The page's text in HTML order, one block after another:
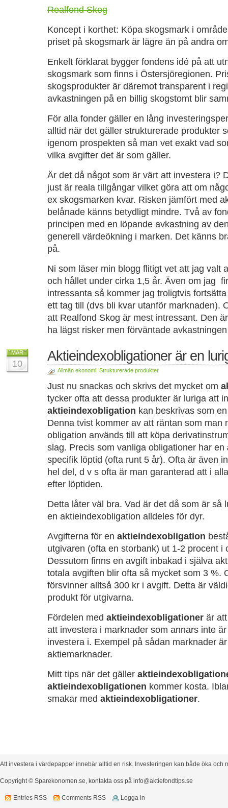
Realfond Skog
Koncept i korthet: Köpa skogsmark i
priset på skogsmark är lägre än på andra
Enkelt förklarat bygger fondens idé på att
skogsmark som finns i Östersjöregionen.
skogsprodukter är däremot transparent i
avkastningen på en billig skogstomt blir
För alla fonder gäller en lång
alltid när det gäller strukturerade produkter
igenom prospekten så man vet exakt vad
vilka avgifter det är som gäller.
Är det då något som är värt att investera i?
just är reala tillgångar vilket göra att om
ex skogsmarken kvar. Risken jämfört med
belånade känns betydligt mindre. Två av
principen med en löpande avkastning av
generell värdeökning i marken. Det känns
på.
Ni som läser min blogg flitigt vet att jag valt
och hållet under cirka 1,5 år. Även om jag
intressanta så kommer jag troligtvis
ett tag till (dvs bli kvar utanför marknaden).
att Realfond Skog är mest intressant. Den
ha lägst risker men förväntade
MAR
10 Aktieindexobligationer är en
Allmän ekonomi Strukturerade produkter
Just nu snackas och skrivs det mycket om
tycker ofta att dessa produkter är luriga att
aktieindexobligation kan beskrivas som
Denna tvist kommer av att räntan som man
obligation används till att köpa
slag. Precis som vanliga obligationer har en
specifik löptid (ofta runt 5 år). Ofta är även
hel del, d v s ofta är man garanterad att i
efter löptiden.
Detta låter väl bra. Vad är det då som är så
en aktieindexobligation alldeles för dyr.
Avgifterna för en aktieindexobligation
utgivaren (ofta en storbank) ut 1-2 procent i
Dessutom finns en avgift inbakad i själva
totala avgiften blir ofta så mycket som 3 %.
försvinner alltså 300 kr i avgift. Detta är v
produkt för utgivarna.
Fördelen med aktieindexobligationer är
att investera i marknader som annars inte
investera i. Exempel på sådan marknader
aktiemarknader.
Mitt tips när det gäller
aktieindexobligationen kommer kosta.
smakar med aktieindexobligationer.
Att investera i värdepapper innebär alltid en risk. Investeringen kan både öka
Copyright © Sparekonomen.se, kontakta oss på info@aktiefondtips.se
Entries RSS Comments RSS Logga in